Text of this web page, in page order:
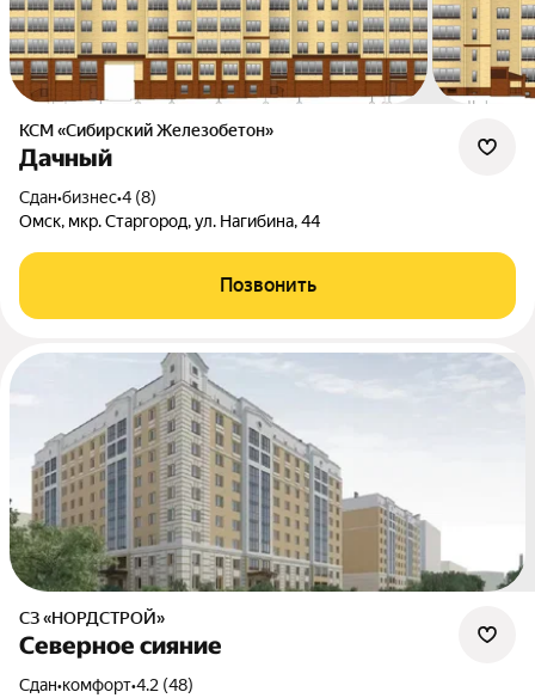
КСМ «Сибирский Железобетон»
Дачный
Сдан•бизнес•4 (8)
Омск, мкр. Старгород, ул. Нагибина, 44
Позвонить
СЗ «НОРДСТРОЙ»
Северное сияние
Сдан•комфорт•4.2 (48)